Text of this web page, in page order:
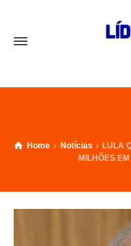
Home Notícias
LULA
MILHÕES